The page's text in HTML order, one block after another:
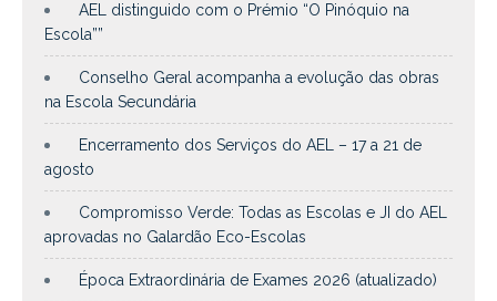
AEL distinguido com o Prémio “O Pinóquio na
Escola””
Conselho Geral acompanha a evolução das obras
na Escola Secundária
Encerramento dos Serviços do AEL – 17 a 21 de
agosto
Compromisso Verde: Todas as Escolas e JI do AEL
aprovadas no Galardão Eco-Escolas
Época Extraordinária de Exames 2026 (atualizado)